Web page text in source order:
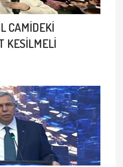
CAMİDEKİ
KESİLMELİ